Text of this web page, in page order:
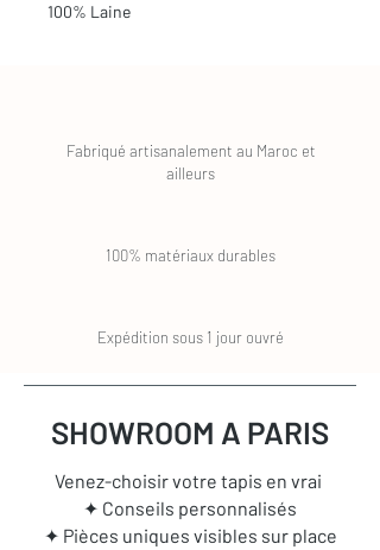
100% Laine
Fabriqué artisanalement au Maroc et
ailleurs
100% matériaux durables
Expédition sous 1 jour ouvré
SHOWROOM A PARIS
Venez-choisir votre tapis en vrai
✦ Conseils personnalisés
✦ Pièces uniques visibles sur place